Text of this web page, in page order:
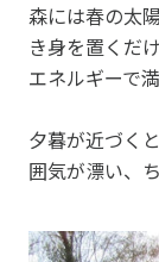
森には春の太
き身を置くだ
エネルギーで
夕暮が近づく
囲気が漂い、